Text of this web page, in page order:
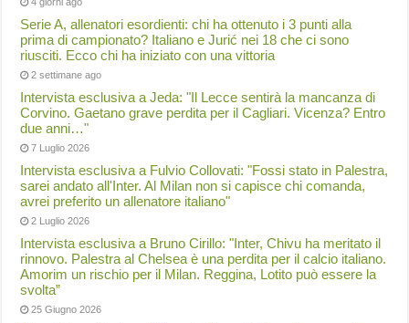
Serie A, allenatori esordienti: chi ha ottenuto i 3 punti alla
prima di campionato? Italiano e Jurić nei 18 che ci sono
riusciti. Ecco chi ha iniziato con una vittoria
2 settimane ago
Intervista esclusiva a Jeda: "Il Lecce sentirà la mancanza di
Corvino. Gaetano grave perdita per il Cagliari. Vicenza? Entro
due anni…"
7 Luglio 2026
Intervista esclusiva a Fulvio Collovati: "Fossi stato in Palestra,
sarei andato all'Inter. Al Milan non si capisce chi comanda,
avrei preferito un allenatore italiano"
2 Luglio 2026
Intervista esclusiva a Bruno Cirillo: "Inter, Chivu ha meritato il
rinnovo. Palestra al Chelsea è una perdita per il calcio italiano.
Amorim un rischio per il Milan. Reggina, Lotito può essere la
svolta”
25 Giugno 2026